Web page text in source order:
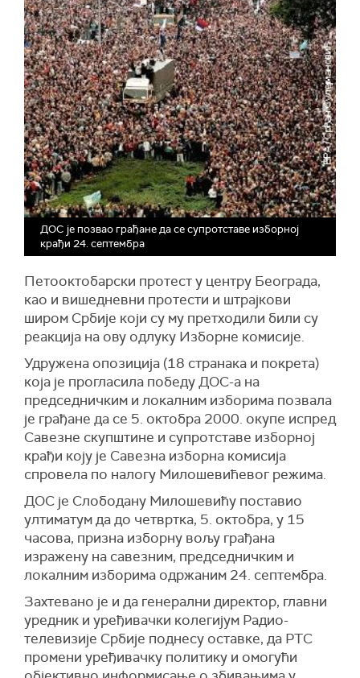
ДОС је позвао грађане да се супротставе изборној
крађи 24. септембра
Петооктобарски протест у центру Београда,
као и вишедневни протести и штрајкови
широм Србије који су му претходили били су
реакција на ову одлуку Изборне комисије.
Удружена опозиција (18 странака и покрета)
која је прогласила победу ДОС-а на
председничким и локалним изборима позвала
је грађане да се 5. октобра 2000. окупе испред
Савезне скупштине и супротставе изборној
крађи коју је Савезна изборна комисија
спровела по налогу Милошевићевог режима.
ДОС је Слободану Милошевићу поставио
ултиматум да до четвртка, 5. октобра, у 15
часова, призна изборну вољу грађана
изражену на савезним, председничким и
локалним изборима одржаним 24. септембра.
Захтевано је и да генерални директор, главни
уредник и уређивачки колегијум Радио-
телевизије Србије поднесу оставке, да РТС
промени уређивачку политику и омогући